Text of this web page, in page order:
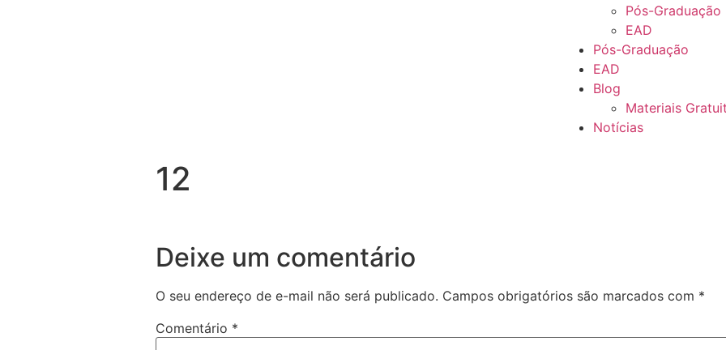
Pós-Graduação
EAD
Pós-Graduação
EAD
Blog
Materiais
Notícias
12
Deixe um comentário
O seu endereço de e-mail não será publicado. Campos obrigatórios são marcados com *
Comentário *